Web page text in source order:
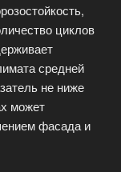
циклов
средней
не ниже
может
фасада и